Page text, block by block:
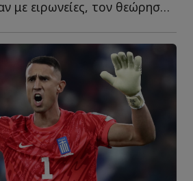
Τον υποδέχθηκαν με ειρωνείες, τον θεώρησαν προσωρινή λ...